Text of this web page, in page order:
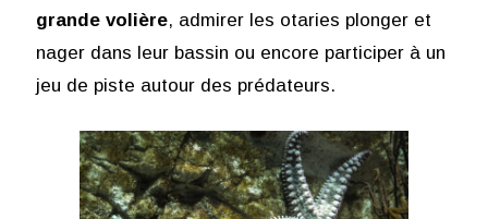
grande volière, admirer les otaries plonger et
nager dans leur bassin ou encore participer à un
jeu de piste autour des prédateurs.